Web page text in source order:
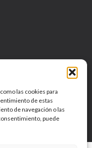
las cookies para
de estas
de navegación o las
puede